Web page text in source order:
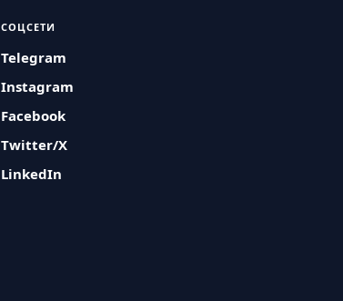
СОЦСЕТИ
Telegram
Instagram
Facebook
Twitter/X
LinkedIn